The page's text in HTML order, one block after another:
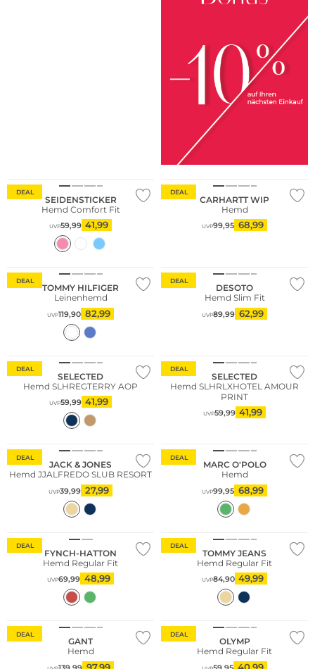
DEAL
SEIDENSTICKER
Hemd Comfort Fit
UVP59,99 41,99
DEAL
CARHARTT WIP
Hemd
UVP99,95 68,99
DEAL
TOMMY HILFIGER
Leinenhemd
UVP119,90 82,99
DEAL
DESOTO
Hemd Slim Fit
UVP89,99 62,99
DEAL
SELECTED
Hemd SLHREGTERRY AOP
UVP59,99 41,99
DEAL
SELECTED
Hemd SLHRLXHOTEL AMOUR
PRINT
UVP59,99 41,99
DEAL
JACK & JONES
Hemd JJALFREDO SLUB RESORT
UVP39,99 27,99
DEAL
MARC O'POLO
Hemd
UVP99,95 68,99
DEAL
FYNCH-HATTON
Hemd Regular Fit
UVP69,99 48,99
DEAL
TOMMY JEANS
Hemd Regular Fit
UVP84,90 49,99
DEAL
GANT
Hemd
97,99
DEAL
OLYMP
Hemd Regular Fit
40,99